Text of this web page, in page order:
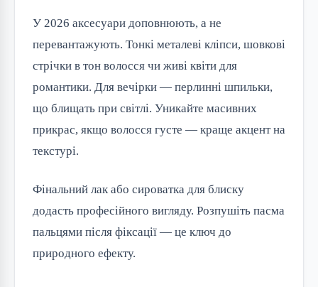
У 2026 аксесуари доповнюють, а не
перевантажують. Тонкі металеві кліпси, шовкові
стрічки в тон волосся чи живі квіти для
романтики. Для вечірки — перлинні шпильки,
що блищать при світлі. Уникайте масивних
прикрас, якщо волосся густе — краще акцент на
текстурі.
Фінальний лак або сироватка для блиску
додасть професійного вигляду. Розпушіть пасма
пальцями після фіксації — це ключ до
природного ефекту.